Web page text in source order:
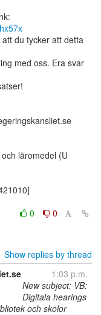
du tycker att detta
med oss. Era svar
läromedel (U
0
0
Show replies by thread
1:03 p.m.
New subject: VB:
Digitala hearings
och skolor